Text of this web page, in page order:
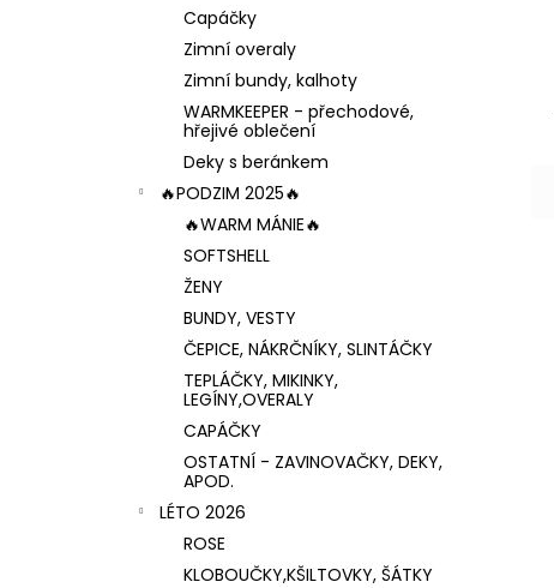
Capáčky
Zimní overaly
Zimní bundy, kalhoty
WARMKEEPER - přechodové,
hřejivé oblečení
Deky s beránkem
🔥PODZIM 2025🔥
🔥WARM MÁNIE🔥
SOFTSHELL
ŽENY
BUNDY, VESTY
ČEPICE, NÁKRČNÍKY, SLINTÁČKY
TEPLÁČKY, MIKINKY,
LEGÍNY,OVERALY
CAPÁČKY
OSTATNÍ - ZAVINOVAČKY, DEKY,
APOD.
LÉTO 2026
ROSE
KLOBOUČKY,KŠILTOVKY, ŠÁTKY